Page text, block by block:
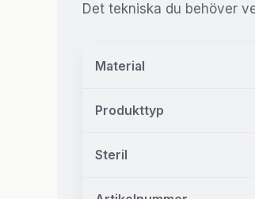
Det tekniska du behöver
Material
Produkttyp
Steril